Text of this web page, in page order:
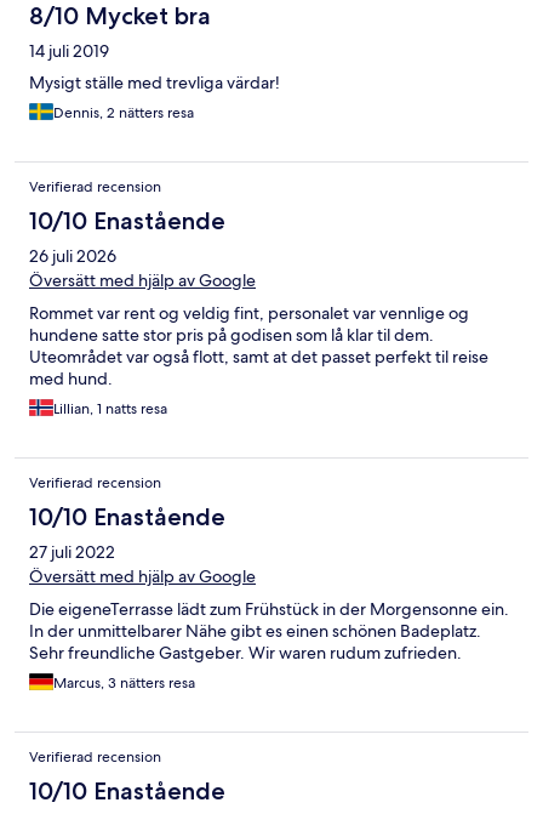
8/10 Mycket bra
14 juli 2019
Mysigt ställe med trevliga värdar!
Dennis, 2 nätters resa
Verifierad recension
10/10 Enastående
26 juli 2026
Översätt med hjälp av Google
Rommet var rent og veldig fint, personalet var vennlige og
hundene satte stor pris på godisen som lå klar til dem.
Uteområdet var også flott, samt at det passet perfekt til reise
med hund.
Lillian, 1 natts resa
Verifierad recension
10/10 Enastående
27 juli 2022
Översätt med hjälp av Google
Die eigeneTerrasse lädt zum Frühstück in der Morgensonne ein.
In der unmittelbarer Nähe gibt es einen schönen Badeplatz.
Sehr freundliche Gastgeber. Wir waren rudum zufrieden.
Marcus, 3 nätters resa
Verifierad recension
10/10 Enastående